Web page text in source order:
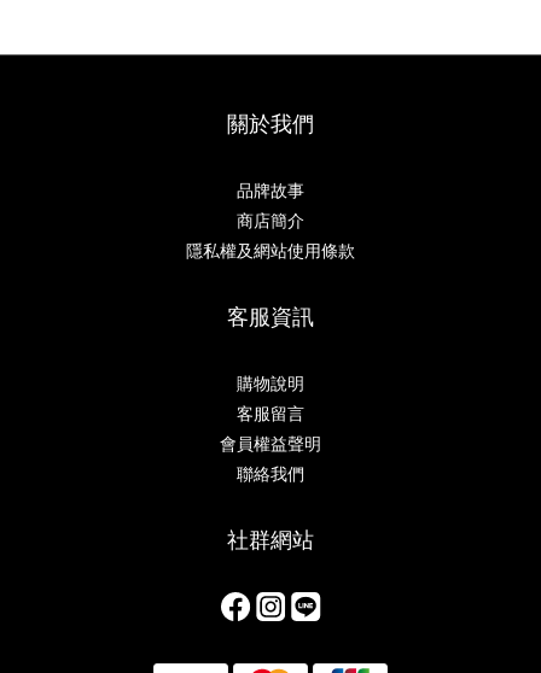
關於我們
品牌故事
商店簡介
隱私權及網站使用條款
客服資訊
購物說明
客服留言
會員權益聲明
聯絡我們
社群網站